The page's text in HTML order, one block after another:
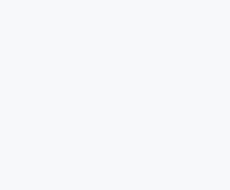
まで徒歩1分、『イオンモールつがる
す。
にお問い合わせください。
売土地②
産 2018 - 2026 All Rights Reserved.